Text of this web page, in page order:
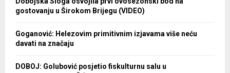
gostovanju u Širokom Brijegu (VIDEO)
Goganović: Helezovim primitivnim izjavama više neću
davati na značaju
DOBOJ: Golubović posjetio fiskulturnu salu u